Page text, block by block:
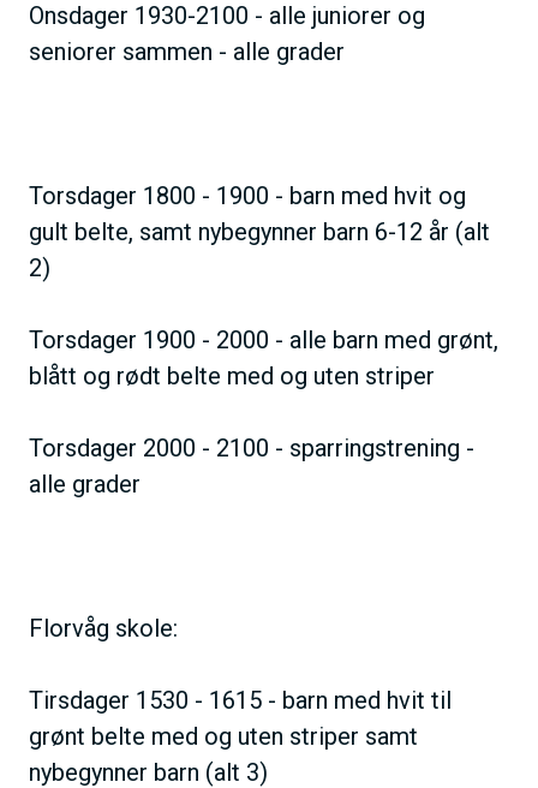
Onsdager 1930-2100 - alle juniorer og
seniorer sammen - alle grader
Torsdager 1800 - 1900 - barn med hvit og
gult belte, samt nybegynner barn 6-12 år (alt
2)
Torsdager 1900 - 2000 - alle barn med grønt,
blått og rødt belte med og uten striper
Torsdager 2000 - 2100 - sparringstrening -
alle grader
Florvåg skole:
Tirsdager 1530 - 1615 - barn med hvit til
grønt belte med og uten striper samt
nybegynner barn (alt 3)